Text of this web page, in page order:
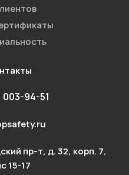
003-94-51
пр-т, д. 32, корп. 7,
15-17